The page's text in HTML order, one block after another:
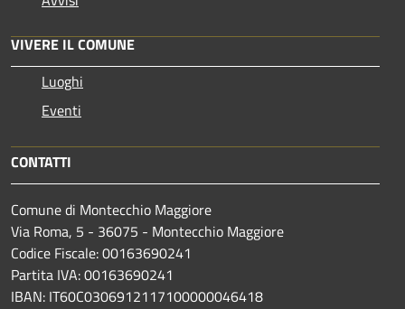
VIVERE IL COMUNE
Luoghi
Eventi
CONTATTI
Comune di Montecchio Maggiore
Via Roma, 5 - 36075 - Montecchio Maggiore
Codice Fiscale: 00163690241
Partita IVA: 00163690241
IBAN: IT60C0306912117100000046418